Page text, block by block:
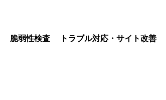
脆弱性検査 トラブル対応・サイト改善